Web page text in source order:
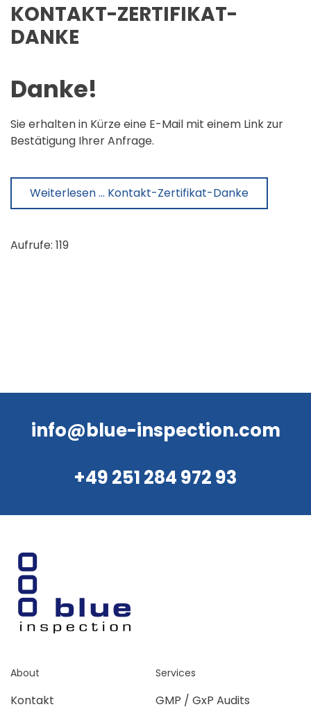
KONTAKT-ZERTIFIKAT-
DANKE
Danke!
Sie erhalten in Kürze eine E-Mail mit einem Link zur
Bestätigung Ihrer Anfrage.
Weiterlesen … Kontakt-Zertifikat-Danke
Aufrufe: 119
info@blue-inspection.com
+49 251 284 972 93
About
Kontakt
Services
GMP / GxP Audits